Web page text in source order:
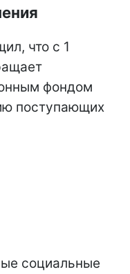
что с 1
фондом
поступающих
социальные